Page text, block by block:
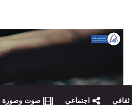
ثقافي اجتماعي صوت وصورة